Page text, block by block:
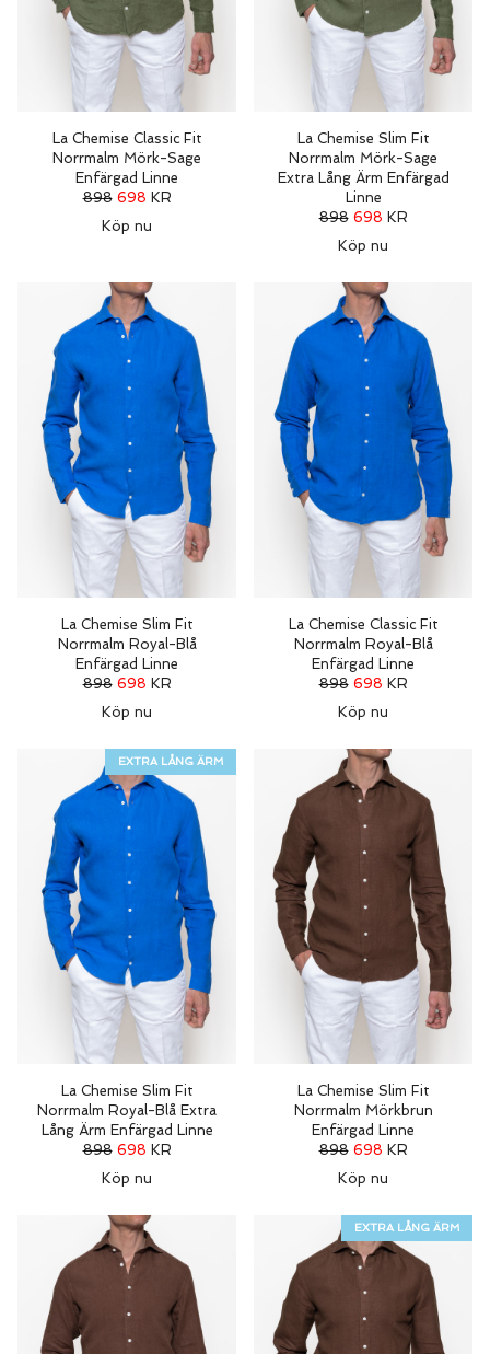
La Chemise Classic Fit
Norrmalm Mörk-Sage
Enfärgad Linne
898 698 KR
Köp nu
La Chemise Slim Fit
Norrmalm Mörk-Sage
Extra Lång Ärm Enfärgad
Linne
898 698 KR
Köp nu
La Chemise Slim Fit
Norrmalm Royal-Blå
Enfärgad Linne
898 698 KR
Köp nu
La Chemise Classic Fit
Norrmalm Royal-Blå
Enfärgad Linne
898 698 KR
Köp nu
EXTRA LÅNG ÄRM
La Chemise Slim Fit
Norrmalm Royal-Blå Extra
Lång Ärm Enfärgad Linne
898 698 KR
Köp nu
La Chemise Slim Fit
Norrmalm Mörkbrun
Enfärgad Linne
898 698 KR
Köp nu
EXTRA LÅNG ÄRM